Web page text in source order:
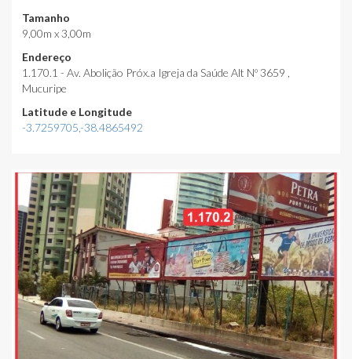
Tamanho
9,00m x 3,00m
Endereço
1.170.1 - Av. Abolição Próx.a Igreja da Saúde Alt Nº 3659 ,
Mucuripe
Latitude e Longitude
-3.7259705,-38.4865492